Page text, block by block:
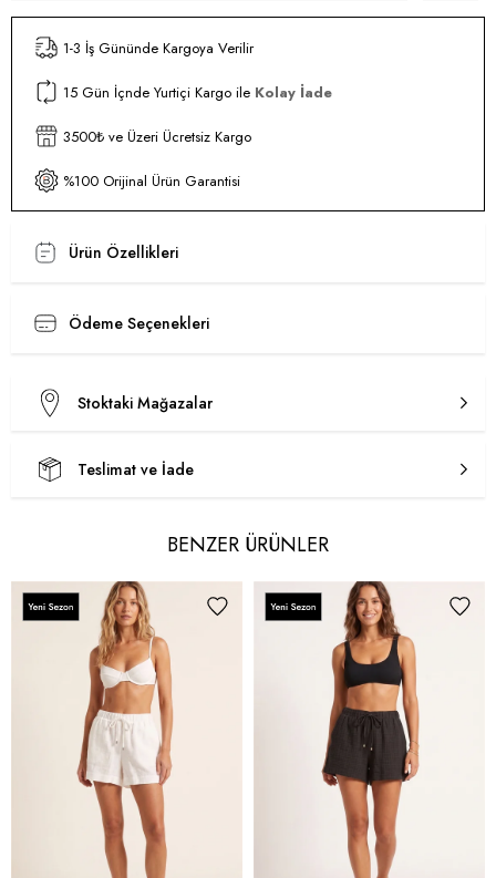
1-3 İş Gününde Kargoya Verilir
15 Gün İçnde Yurtiçi Kargo ile Kolay İade
3500₺ ve Üzeri Ücretsiz Kargo
%100 Orijinal Ürün Garantisi
Ürün Özellikleri
Ödeme Seçenekleri
Stoktaki Mağazalar
Teslimat ve İade
BENZER ÜRÜNLER